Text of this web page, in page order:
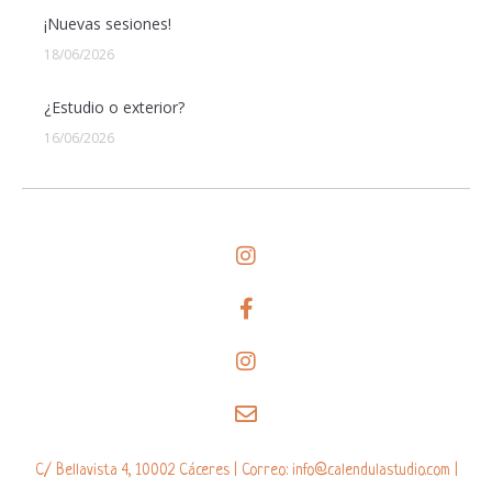
¡Nuevas sesiones!
18/06/2026
¿Estudio o exterior?
16/06/2026
C/ Bellavista 4, 10002 Cáceres | Correo: info@calendulastudio.com |